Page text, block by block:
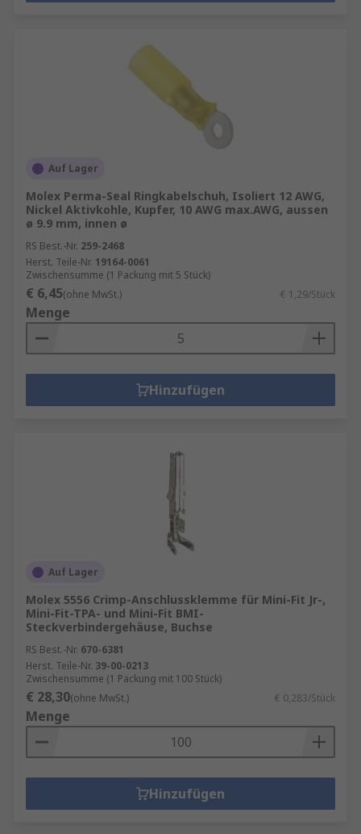
Auf Lager
Molex Perma-Seal Ringkabelschuh, Isoliert 12 AWG,
Nickel Aktivkohle, Kupfer, 10 AWG max.AWG, aussen
ø 9.9 mm, innen ø
RS Best.-Nr. 259-2468
Herst. Teile-Nr. 19164-0061
Zwischensumme (1 Packung mit 5 Stück)
€ 6,45(ohne MwSt.) € 1,29/Stück
Menge
Hinzufügen
Auf Lager
Molex 5556 Crimp-Anschlussklemme für Mini-Fit Jr-,
Mini-Fit-TPA- und Mini-Fit BMI-
Steckverbindergehäuse, Buchse
RS Best.-Nr. 670-6381
Herst. Teile-Nr. 39-00-0213
Zwischensumme (1 Packung mit 100 Stück)
€ 28,30(ohne MwSt.) € 0,283/Stück
Menge
Hinzufügen